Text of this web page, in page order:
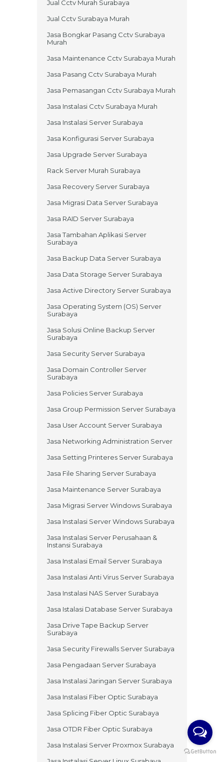
Jual Cctv Murah Surabaya
Jual Cctv Surabaya Murah
Jasa Bongkar Pasang Cctv Surabaya
Murah
Jasa Maintenance Cctv Surabaya Murah
Jasa Pasang Cctv Surabaya Murah
Jasa Pemasangan Cctv Surabaya Murah
Jasa Instalasi Cctv Surabaya Murah
Jasa Instalasi Server Surabaya
Jasa Konfigurasi Server Surabaya
Jasa Upgrade Server Surabaya
Rack Server Murah Surabaya
Jasa Recovery Server Surabaya
Jasa Migrasi Data Server Surabaya
Jasa RAID Server Surabaya
Jasa Tambahan Aplikasi Server
Surabaya
Jasa Backup Data Server Surabaya
Jasa Data Storage Server Surabaya
Jasa Active Directory Server Surabaya
Jasa Operating System (OS) Server
Surabaya
Jasa Solusi Online Backup Server
Surabaya
Jasa Security Server Surabaya
Jasa Domain Controller Server
Surabaya
Jasa Policies Server Surabaya
Jasa Group Permission Server Surabaya
Jasa User Account Server Surabaya
Jasa Networking Administration Server
Jasa Setting Printeres Server Surabaya
Jasa File Sharing Server Surabaya
Jasa Maintenance Server Surabaya
Jasa Migrasi Server Windows Surabaya
Jasa Instalasi Server Windows Surabaya
Jasa Instalasi Server Perusahaan &
Instansi Surabaya
Jasa Instalasi Email Server Surabaya
Jasa Instalasi Anti Virus Server Surabaya
Jasa Instalasi NAS Server Surabaya
Jasa Istalasi Database Server Surabaya
Jasa Drive Tape Backup Server
Surabaya
Jasa Security Firewalls Server Surabaya
Jasa Pengadaan Server Surabaya
Jasa Instalasi Jaringan Server Surabaya
Jasa Instalasi Fiber Optic Surabaya
Jasa Splicing Fiber Optic Surabaya
Jasa OTDR Fiber Optic Surabaya
Jasa Instalasi Server Proxmox Surabaya